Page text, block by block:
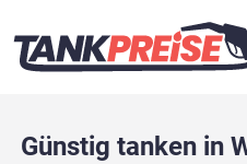
Günstig tanken in